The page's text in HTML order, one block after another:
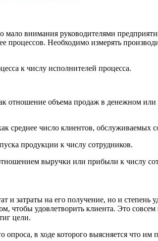
мало внимания руководителями
процессов. Необходимо измерять
к числу исполнителей процесса.
отношение объема продаж в денежном
среднее число клиентов, обслуживаемых
продукции к числу сотрудников.
выручки или прибыли к числу
и затраты на его получение, но и
чтобы удовлетворить клиента. Это
цели.
в ходе которого выясняется что